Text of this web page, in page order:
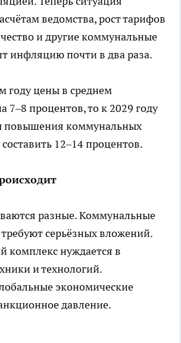
ведомства, рост тарифов
и другие коммунальные
инфляцию почти в два раза.
году цены в среднем
7–8 процентов, то к 2029 году
повышения коммунальных
12–14 процентов.
разные. Коммунальные
серьёзных вложений.
комплекс нуждается в
и технологий.
экономические
давление.